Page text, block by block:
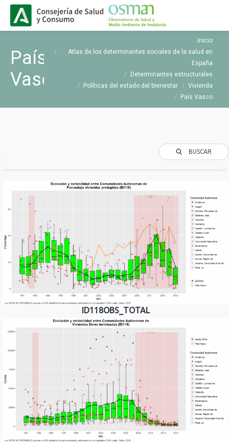
País
Vasco
Inicio
Atlas de los determinantes sociales de la salud en
España
Determinantes estructurales
Políticas del estado del bienestar
Vivienda
País Vasco
BUSCAR
ID118OBS_TOTAL